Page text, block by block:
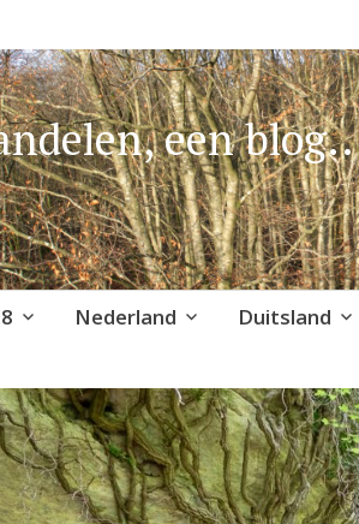
een blog..
Nederland Duitsland